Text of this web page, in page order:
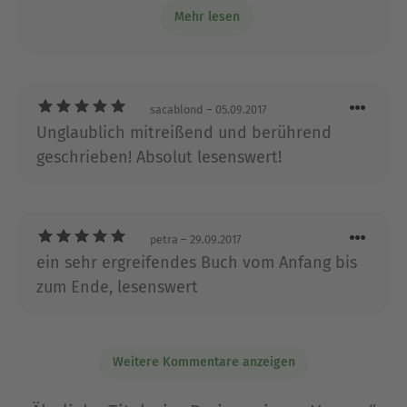
emotionales, intelligentes und
Mehr lesen
sacablond – 05.09.2017
Unglaublich mitreißend und berührend
geschrieben! Absolut lesenswert!
petra – 29.09.2017
ein sehr ergreifendes Buch vom Anfang bis
zum Ende, lesenswert
Weitere Kommentare anzeigen